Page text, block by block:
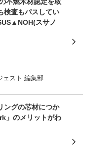
検査もパスしてい
スサノ
ェスト 編集部
ングの芯材につか
」のメリットがわ